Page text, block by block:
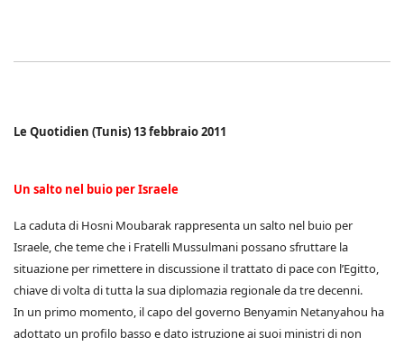
Le Quotidien (Tunis) 13 febbraio 2011
Un salto nel buio per Israele
La caduta di Hosni Moubarak rappresenta un salto nel buio per
Israele, che teme che i Fratelli Mussulmani possano sfruttare la
situazione per rimettere in discussione il trattato di pace con l’Egitto,
chiave di volta di tutta la sua diplomazia regionale da tre decenni.
In un primo momento, il capo del governo Benyamin Netanyahou ha
adottato un profilo basso e dato istruzione ai suoi ministri di non